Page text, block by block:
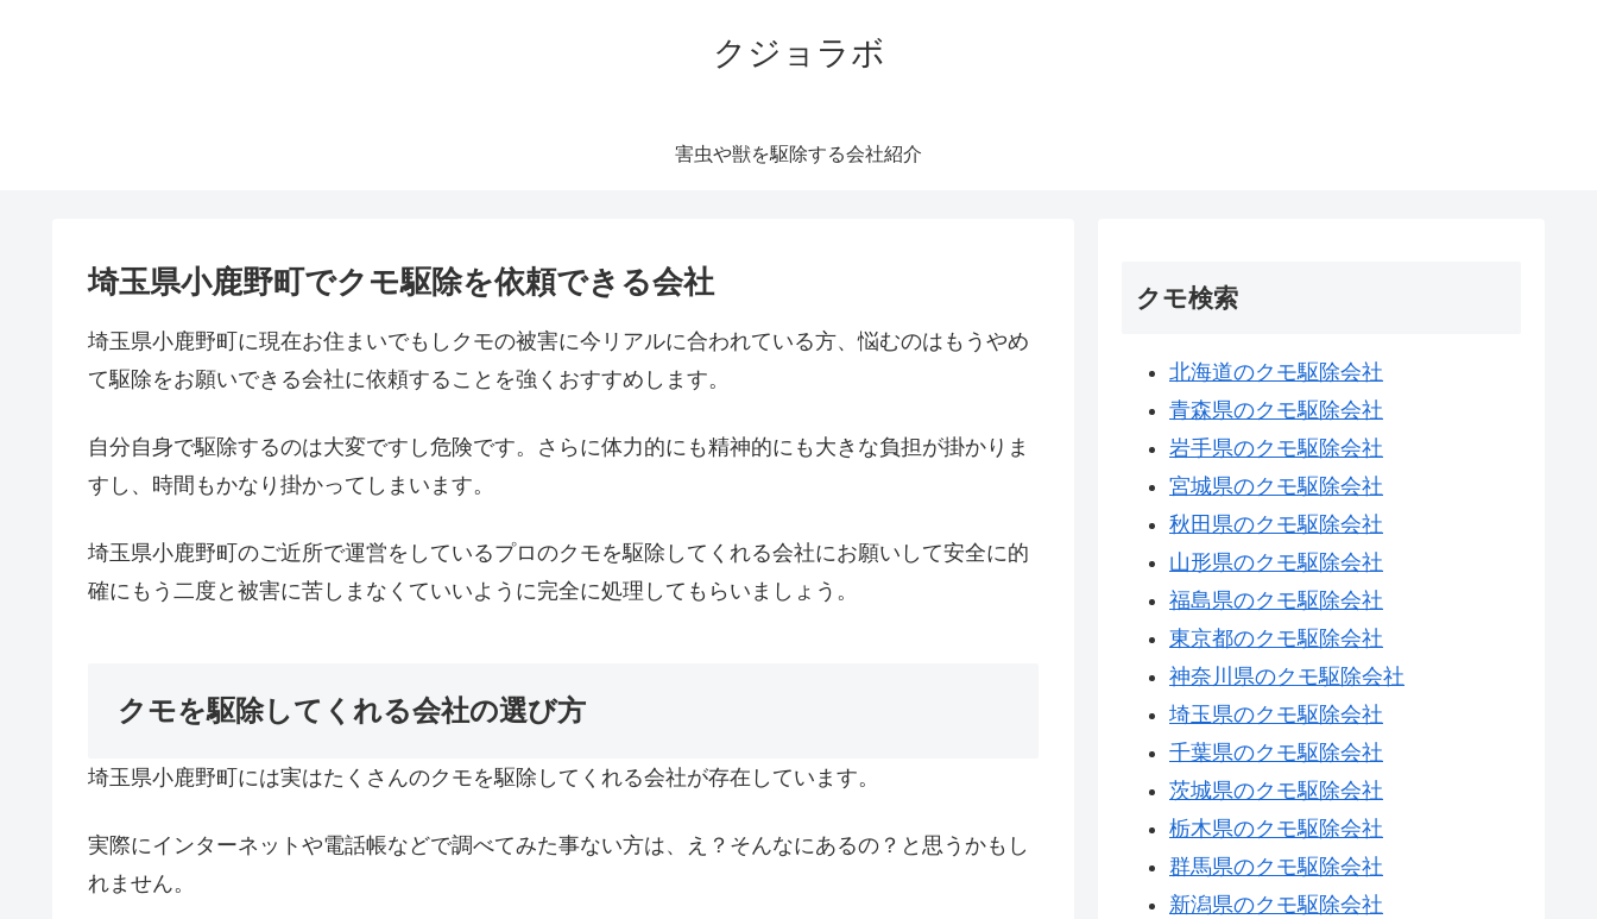
クジョラボ
害虫や獣を駆除する会社紹介
埼玉県小鹿野町でクモ駆除を依頼できる会社
埼玉県小鹿野町に現在お住まいでもしクモの被害に今リアルに合われている方、悩むのはもうやめ
て駆除をお願いできる会社に依頼することを強くおすすめします。
自分自身で駆除するのは大変ですし危険です。さらに体力的にも精神的にも大きな負担が掛かりま
すし、時間もかなり掛かってしまいます。
埼玉県小鹿野町のご近所で運営をしているプロのクモを駆除してくれる会社にお願いして安全に的
確にもう二度と被害に苦しまなくていいように完全に処理してもらいましょう。
クモを駆除してくれる会社の選び方
埼玉県小鹿野町には実はたくさんのクモを駆除してくれる会社が存在しています。
実際にインターネットや電話帳などで調べてみた事ない方は、え？そんなにあるの？と思うかもし
れません。
クモ検索
北海道のクモ駆除会社
青森県のクモ駆除会社
岩手県のクモ駆除会社
宮城県のクモ駆除会社
秋田県のクモ駆除会社
山形県のクモ駆除会社
福島県のクモ駆除会社
東京都のクモ駆除会社
神奈川県のクモ駆除会社
埼玉県のクモ駆除会社
千葉県のクモ駆除会社
茨城県のクモ駆除会社
栃木県のクモ駆除会社
群馬県のクモ駆除会社
新潟県のクモ駆除会社